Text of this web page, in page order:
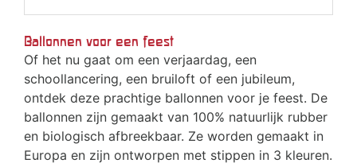
Ballonnen voor een feest
Of het nu gaat om een verjaardag, een
schoollancering, een bruiloft of een jubileum,
ontdek deze prachtige ballonnen voor je feest. De
ballonnen zijn gemaakt van 100% natuurlijk rubber
en biologisch afbreekbaar. Ze worden gemaakt in
Europa en zijn ontworpen met stippen in 3 kleuren.